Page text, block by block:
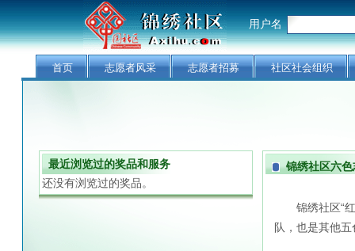
用户名
首页 志愿者风采 志愿者招募 社区社会组织
最近浏览过的奖品和服务
还没有浏览过的奖品。
锦绣社区六色
锦绣社区“红
队，也是其他